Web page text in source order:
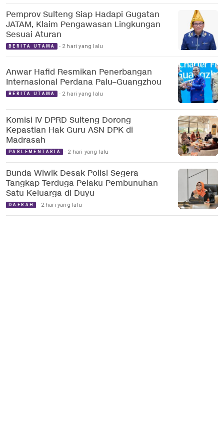
Pemprov Sulteng Siap Hadapi Gugatan
JATAM, Klaim Pengawasan Lingkungan
Sesuai Aturan
BERITA UTAMA 2 hari yang lalu
Anwar Hafid Resmikan Penerbangan
Internasional Perdana Palu–Guangzhou
BERITA UTAMA 2 hari yang lalu
Komisi IV DPRD Sulteng Dorong
Kepastian Hak Guru ASN DPK di
Madrasah
PARLEMENTARIA 2 hari yang lalu
Bunda Wiwik Desak Polisi Segera
Tangkap Terduga Pelaku Pembunuhan
Satu Keluarga di Duyu
DAERAH 2 hari yang lalu